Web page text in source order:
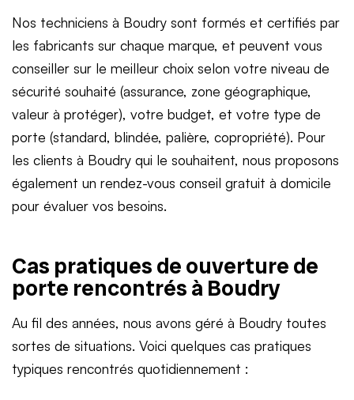
Nos techniciens à Boudry sont formés et certifiés par
les fabricants sur chaque marque, et peuvent vous
conseiller sur le meilleur choix selon votre niveau de
sécurité souhaité (assurance, zone géographique,
valeur à protéger), votre budget, et votre type de
porte (standard, blindée, palière, copropriété). Pour
les clients à Boudry qui le souhaitent, nous proposons
également un rendez-vous conseil gratuit à domicile
pour évaluer vos besoins.
Cas pratiques de ouverture de
porte rencontrés à Boudry
Au fil des années, nous avons géré à Boudry toutes
sortes de situations. Voici quelques cas pratiques
typiques rencontrés quotidiennement :